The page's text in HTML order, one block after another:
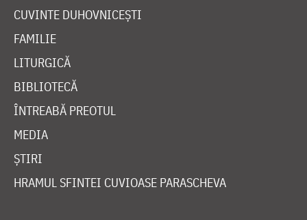
CUVINTE DUHOVNICEȘTI
FAMILIE
LITURGICĂ
BIBLIOTECĂ
ÎNTREABĂ PREOTUL
MEDIA
ȘTIRI
HRAMUL SFINTEI CUVIOASE PARASCHEVA